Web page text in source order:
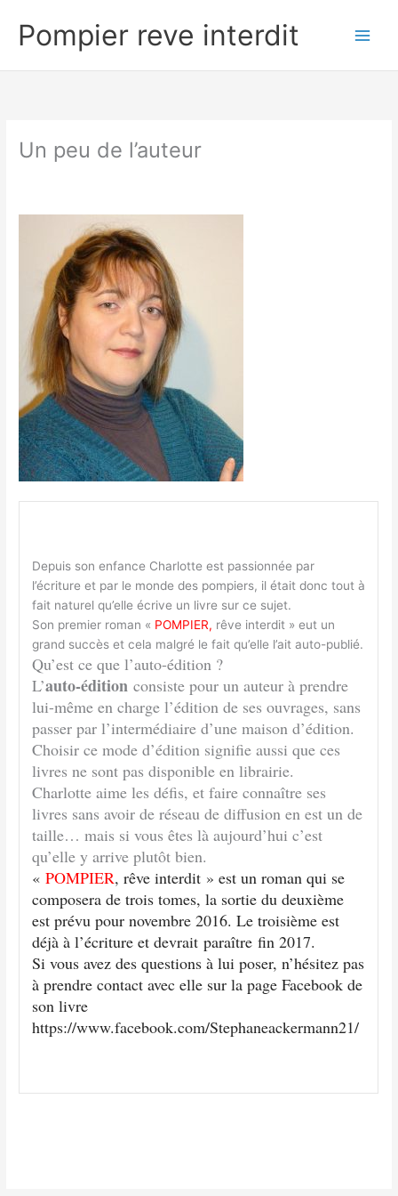
contenu
Pompier reve interdit
Un peu de l’auteur
Depuis son enfance Charlotte est passionnée par
l’écriture et par le monde des pompiers, il était donc tout à
fait naturel qu’elle écrive un livre sur ce sujet.
Son premier roman « POMPIER, rêve interdit » eut un
grand succès et cela malgré le fait qu’elle l’ait auto-publié.
Qu’est ce que l’auto-édition ?
L’auto-édition consiste pour un auteur à prendre
lui-même en charge l’édition de ses ouvrages, sans
passer par l’intermédiaire d’une maison d’édition.
Choisir ce mode d’édition signifie aussi que ces
livres ne sont pas disponible en librairie.
Charlotte aime les défis, et faire connaître ses
livres sans avoir de réseau de diffusion en est un de
taille… mais si vous êtes là aujourd’hui c’est
qu’elle y arrive plutôt bien.
« POMPIER, rêve interdit » est un roman qui se
composera de trois tomes, la sortie du deuxième
est prévu pour novembre 2016. Le troisième est
déjà à l’écriture et devrait paraître fin 2017.
Si vous avez des questions à lui poser, n’hésitez pas
à prendre contact avec elle sur la page Facebook de
son livre
https://www.facebook.com/Stephaneackermann21/